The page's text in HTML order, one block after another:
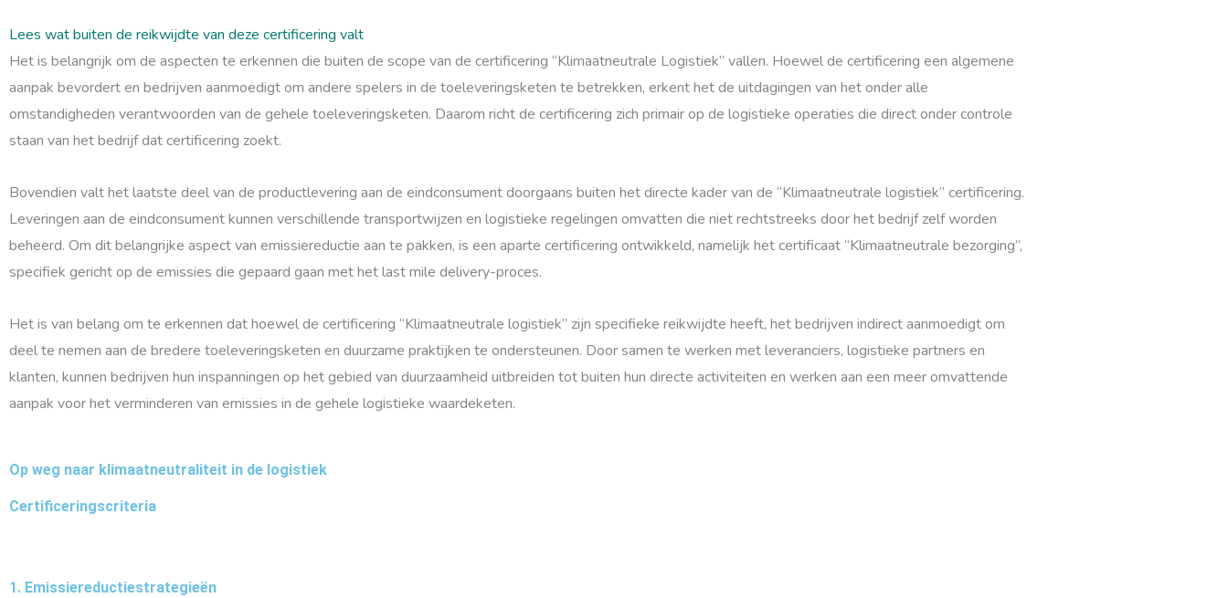
Lees wat buiten de reikwijdte van deze certificering valt
Het is belangrijk om de aspecten te erkennen die buiten de scope van de certificering “Klimaatneutrale Logistiek” vallen. Hoewel de certificering een algemene
aanpak bevordert en bedrijven aanmoedigt om andere spelers in de toeleveringsketen te betrekken, erkent het de uitdagingen van het onder alle
omstandigheden verantwoorden van de gehele toeleveringsketen. Daarom richt de certificering zich primair op de logistieke operaties die direct onder controle
staan van het bedrijf dat certificering zoekt.
Bovendien valt het laatste deel van de productlevering aan de eindconsument doorgaans buiten het directe kader van de “Klimaatneutrale logistiek” certificering.
Leveringen aan de eindconsument kunnen verschillende transportwijzen en logistieke regelingen omvatten die niet rechtstreeks door het bedrijf zelf worden
beheerd. Om dit belangrijke aspect van emissiereductie aan te pakken, is een aparte certificering ontwikkeld, namelijk het certificaat “Klimaatneutrale bezorging”,
specifiek gericht op de emissies die gepaard gaan met het last mile delivery-proces.
Het is van belang om te erkennen dat hoewel de certificering “Klimaatneutrale logistiek” zijn specifieke reikwijdte heeft, het bedrijven indirect aanmoedigt om
deel te nemen aan de bredere toeleveringsketen en duurzame praktijken te ondersteunen. Door samen te werken met leveranciers, logistieke partners en
klanten, kunnen bedrijven hun inspanningen op het gebied van duurzaamheid uitbreiden tot buiten hun directe activiteiten en werken aan een meer omvattende
aanpak voor het verminderen van emissies in de gehele logistieke waardeketen.
Op weg naar klimaatneutraliteit in de logistiek
Certificeringscriteria
1. Emissiereductiestrategieën